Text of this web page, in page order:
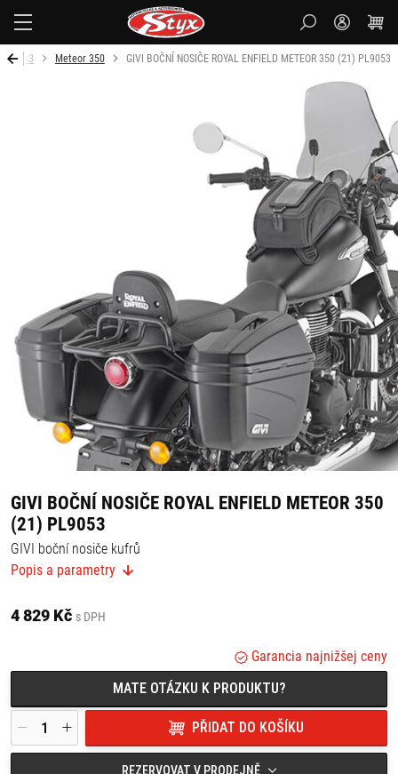
cm3 Meteor 350 GIVI BOČNÍ NOSIČE ROYAL ENFIELD METEOR 350 (21) PL9053
GIVI BOČNÍ NOSIČE ROYAL ENFIELD METEOR 350
(21) PL9053
GIVI boční nosiče kufrů
Vhodné pro kufry MONOKEY a Retro Fit.
Vhodné pro:
Popis a parametry
4 829 Kč s DPH
Garancia najnižšej ceny
MATE OTÁZKU K PRODUKTU?
PŘIDAT DO KOŠÍKU
REZERVOVAT V PRODEJNĚ